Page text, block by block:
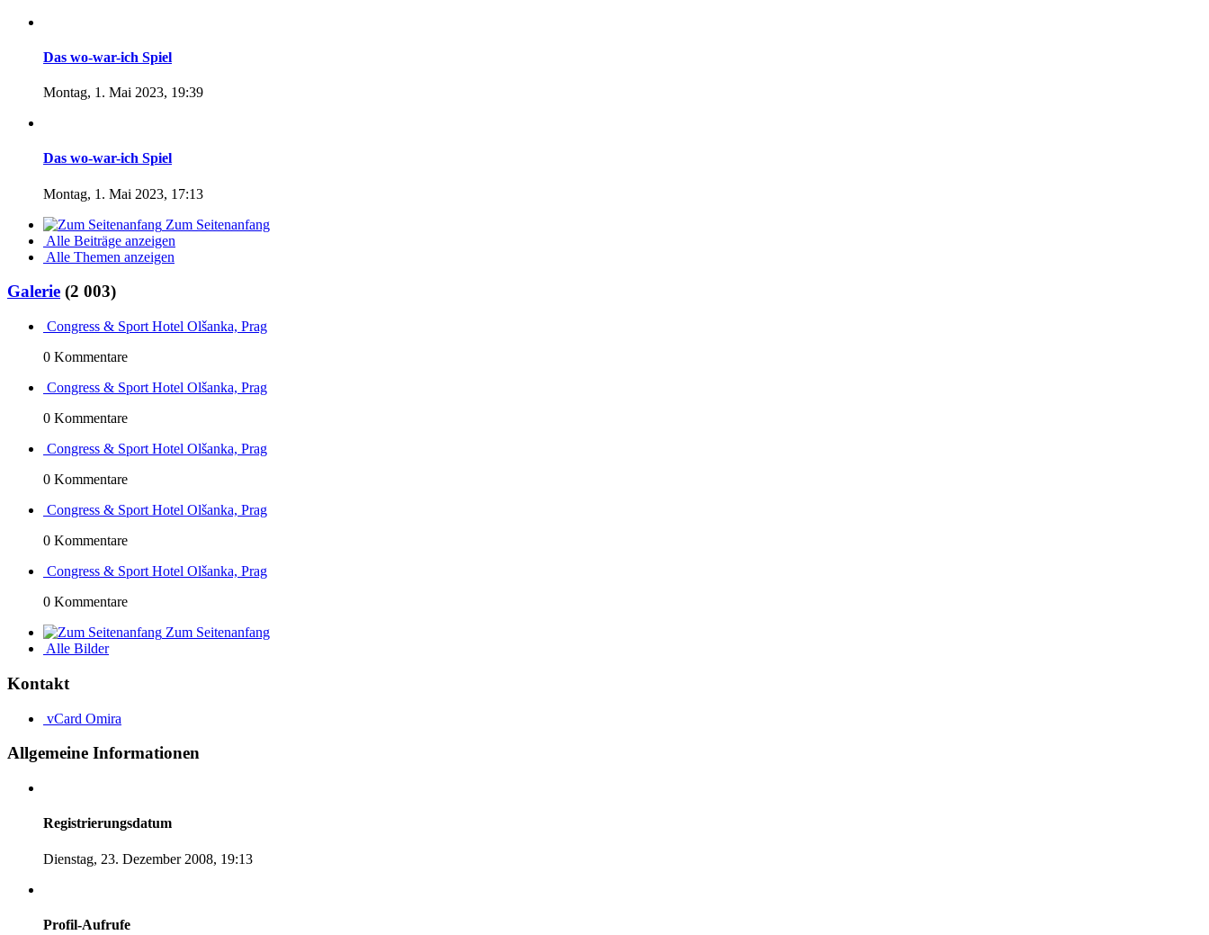
Das wo-war-ich Spiel
Montag, 1. Mai 2023, 19:39
Das wo-war-ich Spiel
Montag, 1. Mai 2023, 17:13
Zum Seitenanfang
Alle Beiträge anzeigen
Alle Themen anzeigen
Galerie (2 003)
Congress & Sport Hotel Olšanka, Prag
0 Kommentare
Congress & Sport Hotel Olšanka, Prag
0 Kommentare
Congress & Sport Hotel Olšanka, Prag
0 Kommentare
Congress & Sport Hotel Olšanka, Prag
0 Kommentare
Congress & Sport Hotel Olšanka, Prag
0 Kommentare
Zum Seitenanfang
Alle Bilder
Kontakt
vCard Omira
Allgemeine Informationen
Registrierungsdatum
Dienstag, 23. Dezember 2008, 19:13
Profil-Aufrufe